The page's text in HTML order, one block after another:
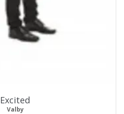
Excited
Valby